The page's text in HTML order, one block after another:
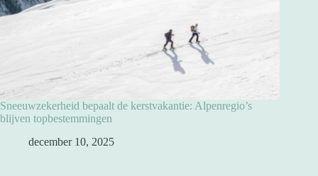
Sneeuwzekerheid bepaalt de kerstvakantie: Alpenregio’s
blijven topbestemmingen
december 10, 2025